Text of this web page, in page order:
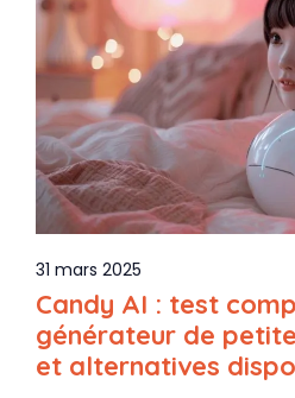
31 mars 2025
Candy AI : test
générateur de
et alternatives